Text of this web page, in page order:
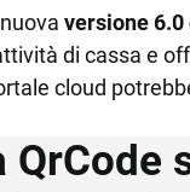
tavoli versione 6.0
di cassa e
cloud